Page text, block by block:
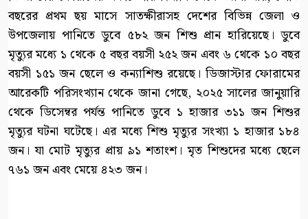
বছরের প্রথম ছয় মাসে সাতক্ষীরাসহ দেশের বিভিন্ন জেলা ও
উপজেলায় পানিতে ডুবে ৫৮২ জন শিশু প্রান হারিয়েছে। ডুবে
মৃত্যুর মধ্যে ১ থেকে ৫ বছর বয়সী ২৫২ জন এবং ৬ থেকে ১০ বছর
বয়সী ১৫১ জন ছেলে ও কন্যাশিশু রয়েছে। ডিজাস্টার ফোরামের
আরেকটি পরিসংখ্যান থেকে জানা গেছে, ২০২৫ সালের জানুয়ারি
থেকে ডিসেম্বর পর্যন্ত পানিতে ডুবে ১ হাজার ৩১১ জন শিশুর
মৃত্যুর ঘটনা ঘটেছে। এর মধ্যে শিশু মৃত্যুর সংখ্যা ১ হাজার ১৮৪
জন। যা মোট মৃত্যুর প্রায় ৯১ শতাংশ। মৃত শিশুদের মধ্যে ছেলে
৭৬১ জন এবং মেয়ে ৪২৩ জন।